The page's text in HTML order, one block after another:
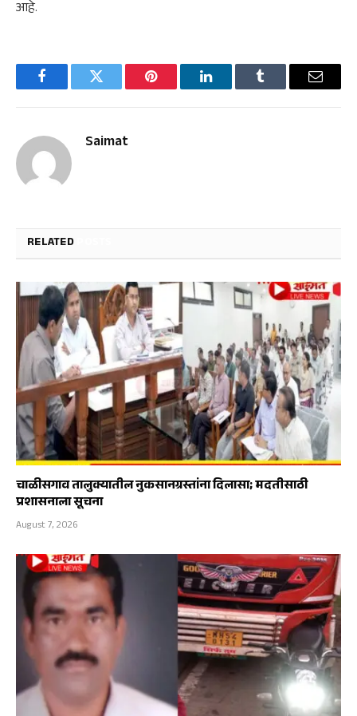
आहे.
FacebookTwitter Pinterest LinkedInTumblr Email
Saimat
RELATED
चाळीसगाव तालुक्यातील नुकसानग्रस्तांना दिलासा; मदतीसाठी
प्रशासनाला सूचना
August 7, 2026